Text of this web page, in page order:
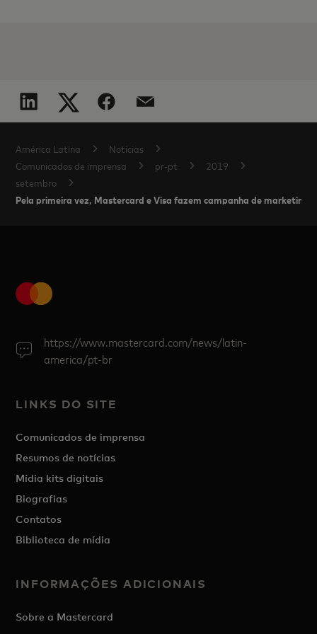
América Latina
Notícias
Comunicados de imprensa
pr-pt
2019
setembro
Pela primeira vez, Mastercard e Visa fazem campanha de marketing
https://www.mastercard.com/news/latin-
america/pt-br
LINKS DO SITE
Comunicados de imprensa
Resumos de notícias
Mídia kits digitais
Biografias
Contatos
Biblioteca de mídia
INFORMAÇÕES ADICIONAIS
Sobre a Mastercard